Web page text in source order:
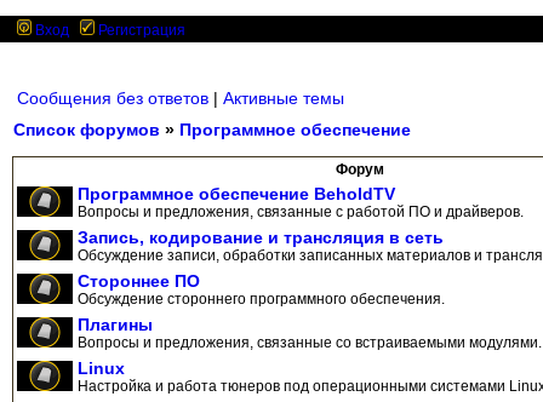
Вход Регистрация
Сообщения без ответов | Активные темы
Список форумов » Программное обеспечение
Форум
Программное обеспечение BeholdTV
Вопросы и предложения, связанные с работой ПО и драйверов.
Запись, кодирование и трансляция в сеть
Обсуждение записи, обработки записанных материалов и
Стороннее ПО
Обсуждение стороннего программного обеспечения.
Плагины
Вопросы и предложения, связанные со встраиваемыми модулями.
Linux
Настройка и работа тюнеров под операционными системами